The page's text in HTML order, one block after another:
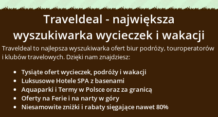
Traveldeal - największa
wyszukiwarka wycieczek i wakacji
Traveldeal to najlepsza wyszukiwarka ofert biur podróży, touroperatorów
i klubów travelowych. Dzięki nam znajdziesz:
Tysiąte ofert wycieczek, podróży i wakacji
Luksusowe Hotele SPA z basenami
Aquaparki i Termy w Polsce oraz za granicą
Oferty na Ferie i na narty w góry
Niesamowite zniżki i rabaty sięgające nawet 80%